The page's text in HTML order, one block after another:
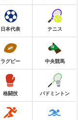
日本代表 テニス
ラグビー 中央競馬
格闘技 バドミントン